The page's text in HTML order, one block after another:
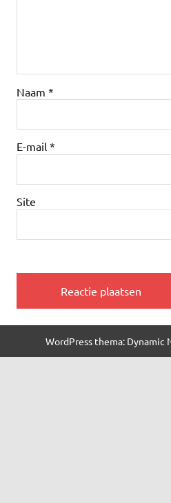
Naam *
E-mail *
Site
WordPress thema: Dynamic